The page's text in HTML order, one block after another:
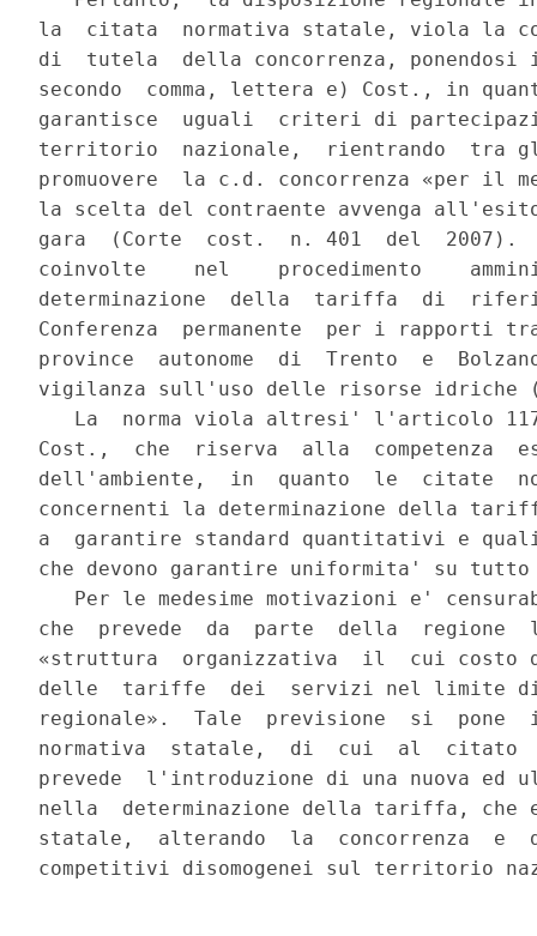
la  citata  normativa statale, viola la
di  tutela  della concorrenza,
secondo  comma, lettera e) Cost., in
garantisce  uguali  criteri di
territorio  nazionale,  rientrando  tra
promuovere  la c.d. concorrenza «per il
la scelta del contraente avvenga
gara  (Corte  cost.  n. 401  del  2007).
coinvolte    nel    procedimento
determinazione  della  tariffa  di
Conferenza  permanente  per i rapporti
province  autonome  di  Trento  e
vigilanza sull'uso delle risorse idriche
La  norma viola altresi' l'articolo
Cost.,  che  riserva  alla  competenza
dell'ambiente,  in  quanto  le  citate
concernenti la determinazione della
a  garantire standard quantitativi e
che devono garantire uniformita' su
Per le medesime motivazioni e'
che  prevede  da  parte  della  regione
«struttura  organizzativa  il  cui costo
delle  tariffe  dei  servizi nel limite di
regionale».  Tale  previsione  si  pone
normativa  statale,  di  cui  al  citato
prevede  l'introduzione di una nuova ed
nella  determinazione della tariffa, che
statale,  alterando  la  concorrenza  e